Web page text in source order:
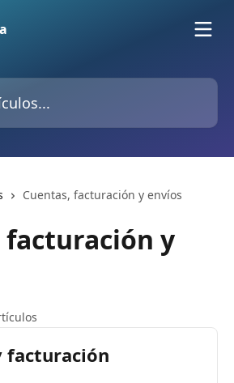
Cuentas, facturación y envíos
facturación y
facturación